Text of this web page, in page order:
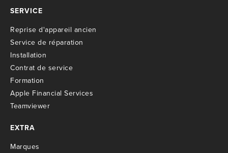
SERVICE
Reprise d'appareil ancien
Service de réparation
Installation
Contrat de service
Formation
Apple Financial Services
Teamviewer
EXTRA
Marques